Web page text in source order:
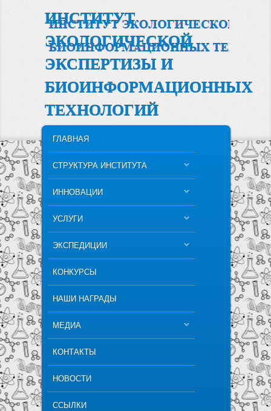
ИНСТИТУТ
ЭКОЛОГИЧЕСКОЙ
ЭКСПЕРТИЗЫ И
БИОИНФОРМАЦИОННЫХ
ТЕХНОЛОГИЙ
SKIP TO PRIMARY CONTENT
SKIP TO SECONDARY CONTENT
ГЛАВНАЯ
СТРУКТУРА ИНСТИТУТА
ИННОВАЦИИ
УСЛУГИ
ЭКСПЕДИЦИИ
КОНКУРСЫ
НАШИ НАГРАДЫ
МЕДИА
КОНТАКТЫ
НОВОСТИ
ССЫЛКИ